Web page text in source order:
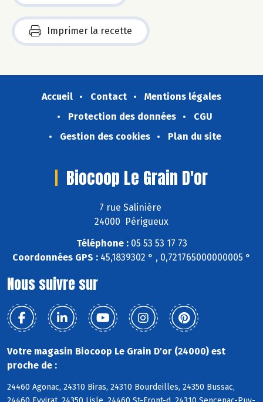
Imprimer la recette
Accueil Contact
Mentions légales
Protection des données
CGU
Gestion des cookies
Plan du site
Biocoop Le Grain D'or
7 rue Salinière
24000 Périgueux
Téléphone :05 53 53 17 73
Coordonnées GPS : 45,1839302 ° , 0,721765000000005 °
Nous suivre sur
Votre magasin Biocoop Le Grain D'or (24000) est
proche de :
24460 Agonac, 24310 Biras, 24310 Bourdeilles, 24350 Bussac,